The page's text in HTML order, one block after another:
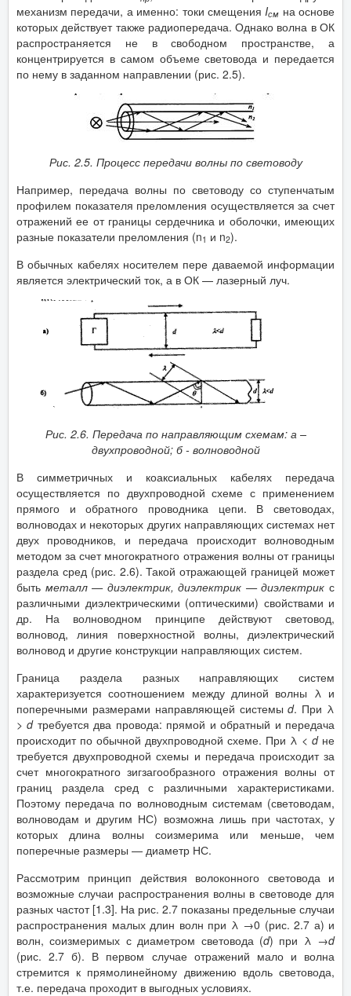
механизм передачи, а именно: токи смещения Iсм на основе
которых действует также радиопередача. Однако волна в ОК
распространяется не в свободном пространстве, а
концентрируется в самом объеме световода и передается
по нему в заданном направлении (рис. 2.5).
Рис. 2.5. Процесс передачи волны по световоду
Например, передача волны по световоду со ступенчатым
профилем показателя преломления осуществляется за счет
отражений ее от границы сердечника и оболочки, имеющих
разные показатели преломления (n1 и n2).
В обычных кабелях носителем пере даваемой информации
является электрический ток, а в ОК — лазерный луч.
Рис. 2.6. Передача по направляющим схемам: а –
двухпроводной; б - волноводной
В симметричных и коаксиальных кабелях передача
осуществляется по двухпроводной схеме с применением
прямого и обратного проводника цепи. В световодах,
волноводах и некоторых других направляющих системах нет
двух проводников, и передача происходит волноводным
методом за счет многократного отражения волны от границы
раздела сред (рис. 2.6). Такой отражающей границей может
быть металл — диэлектрик, диэлектрик — диэлектрик с
различными диэлектрическими (оптическими) свойствами и
др. На волноводном принципе действуют световод,
волновод, линия поверхностной волны, диэлектрический
волновод и другие конструкции направляющих систем.
Граница раздела разных направляющих систем
характеризуется соотношением между длиной волны λ и
поперечными размерами направляющей системыd. При λ
>dтребуется два провода: прямой и обратный и передача
происходит по обычной двухпроводной схеме. При λ < dне
требуется двухпроводной схемы и передача происходит за
счет многократного зигзагообразного отражения волны от
границ раздела сред с различными характеристиками.
Поэтому передача по волноводным системам (световодам,
волноводам и другим НС) возможна лишь при частотах, у
которых длина волны соизмерима или меньше, чем
поперечные размеры — диаметр НС.
Рассмотрим принцип действия волоконного световода и
возможные случаи распространения волны в световоде для
разных частот [1.3]. На рис. 2.7 показаны предельные случаи
распространения малых длин волн при λ →0 (рис. 2.7 а) и
волн, соизмеримых с диаметром световода (d) при λ →d
(рис. 2.7 б). В первом случае отражений мало и волна
стремится к прямолинейному движению вдоль световода,
т.е. передача проходит в выгодных условиях.